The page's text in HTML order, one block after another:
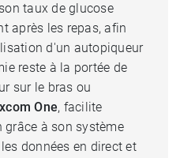
taux de glucose
après les repas, afin
d'un autopiqueur
reste à la portée de
sur le bras ou
One, facilite
à son système
données en direct et